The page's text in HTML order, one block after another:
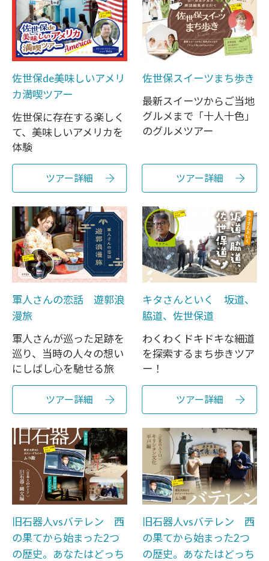
佐世保de美味しいアメリ
カ満喫ツアー
佐世保に存在する楽しく
て、美味しいアメリカを
体験
ツアー詳細
佐世保スイーツまち歩き
最新スイーツからご当地
グルメまで「十人十色」
のグルメツアー
ツアー詳細
軍人さんの恋話 遊郭浪
漫旅
軍人さんが巡った足跡を
巡り、当時の人々の想い
にしばし心を馳せる旅
ツアー詳細
キタさんといく 坂道、
脇道、佐世保道
わくわくドキドキな細道
を探索するまち歩きツア
ー！
ツアー詳細
旧石器人vsバテレン 西
の果てから始まった2つ
の歴史。あなたはどっち
旧石器人vsバテレン 西
の果てから始まった2つ
の歴史。あなたはどっち